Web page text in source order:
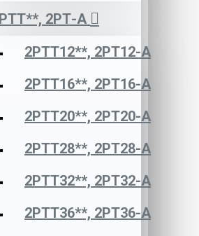
2РТ-А
2РТТ12**, 2РТ12-А
2РТТ16**, 2РТ16-А
2РТТ20**, 2РТ20-А
2РТТ28**, 2РТ28-А
2РТТ32**, 2РТ32-А
2РТТ36**, 2РТ36-А